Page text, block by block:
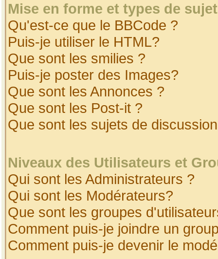
Mise en forme et types de
Qu'est-ce que le BBCode ?
Puis-je utiliser le HTML?
Que sont les smilies ?
Puis-je poster des Images?
Que sont les Annonces ?
Que sont les Post-it ?
Que sont les sujets de
Niveaux des Utilisateurs et
Qui sont les Administrateurs ?
Qui sont les Modérateurs?
Que sont les groupes
Comment puis-je joindre un
Comment puis-je devenir le